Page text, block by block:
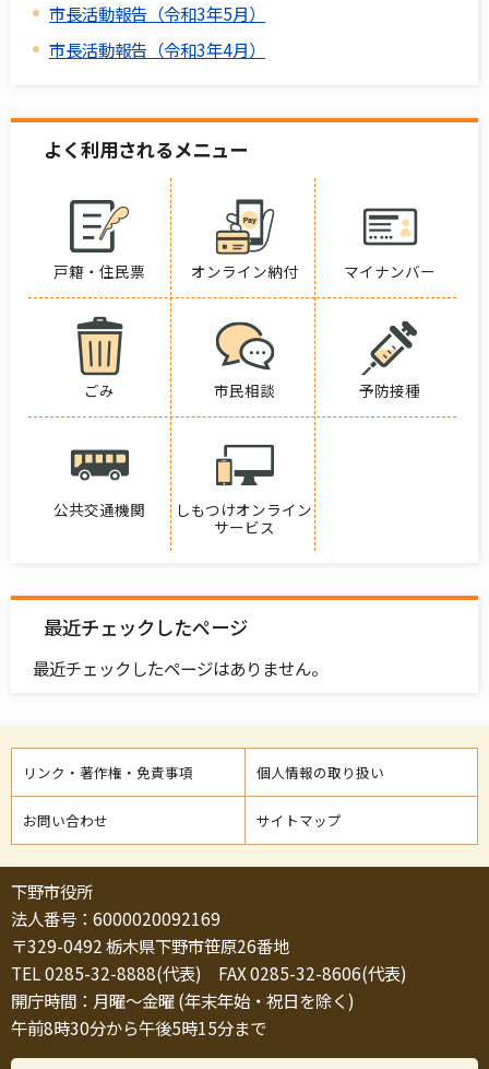
市長活動報告（令和3年5月）
市長活動報告（令和3年4月）
よく利用されるメニュー
戸籍・住民票 オンライン納付 マイナンバー
ごみ 市民相談 予防接種
公共交通機関
しもつけオンライン
サービス
最近チェックしたページ
最近チェックしたページはありません。
リンク・著作権・免責事項 個人情報の取り扱い
お問い合わせ サイトマップ
下野市役所
法人番号：6000020092169
〒329-0492 栃木県下野市笹原26番地
TEL 0285-32-8888(代表) FAX 0285-32-8606(代表)
開庁時間：月曜～金曜 (年末年始・祝日を除く)
午前8時30分から午後5時15分まで